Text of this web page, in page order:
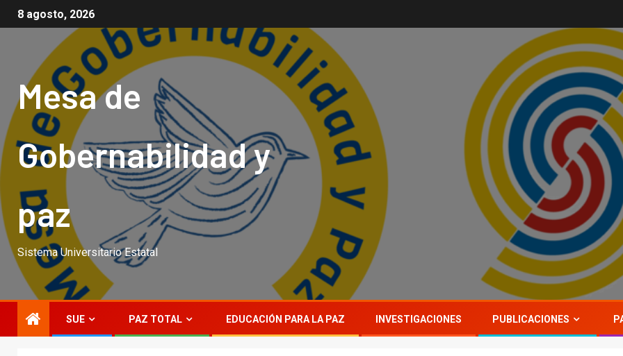
8 agosto, 2026
Mesa de
Gobernabilidad y
paz
Sistema Universitario Estatal
SUE PAZ TOTAL EDUCACIÓN PARA LA PAZ INVESTIGACIONES PUBLICACIONES